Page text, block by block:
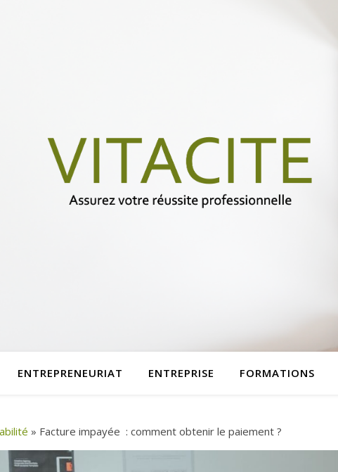
ENTREPRENEURIAT ENTREPRISE FORMATIONS
» Facture impayée : comment obtenir le paiement ?